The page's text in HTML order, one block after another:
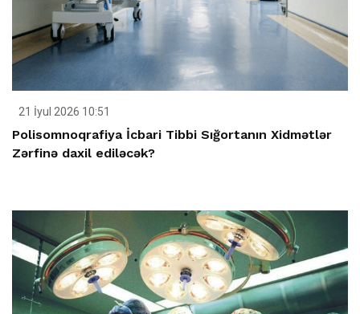
21 İyul 2026 10:51
Polisomnoqrafiya İcbari Tibbi Sığortanın Xidmətlər
Zərfinə daxil ediləcək?